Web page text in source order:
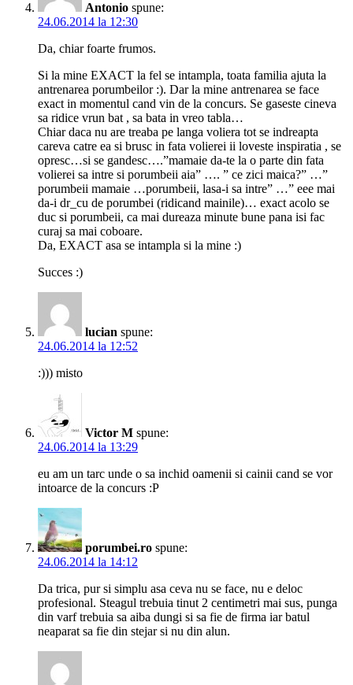
Antonio spune:
24.06.2014 la 12:30
Da, chiar foarte frumos.
Si la mine EXACT la fel se intampla, toata familia ajuta la
antrenarea porumbeilor :). Dar la mine antrenarea se face
exact in momentul cand vin de la concurs. Se gaseste cineva
sa ridice vrun bat , sa bata in vreo tabla…
Chiar daca nu are treaba pe langa voliera tot se indreapta
careva catre ea si brusc in fata volierei ii loveste inspiratia , se
opresc…si se gandesc….”mamaie da-te la o parte din fata
volierei sa intre si porumbeii aia” …. ” ce zici maica?” …”
porumbeii mamaie …porumbeii, lasa-i sa intre” …” eee mai
da-i dr_cu de porumbei (ridicand mainile)… exact acolo se
duc si porumbeii, ca mai dureaza minute bune pana isi fac
curaj sa mai coboare.
Da, EXACT asa se intampla si la mine :)
Succes :)
lucian spune:
24.06.2014 la 12:52
:))) misto
Victor M spune:
24.06.2014 la 13:29
eu am un tarc unde o sa inchid oamenii si cainii cand se vor
intoarce de la concurs :P
porumbei.ro spune:
24.06.2014 la 14:12
Da trica, pur si simplu asa ceva nu se face, nu e deloc
profesional. Steagul trebuia tinut 2 centimetri mai sus, punga
din varf trebuia sa aiba dungi si sa fie de firma iar batul
neaparat sa fie din stejar si nu din alun.